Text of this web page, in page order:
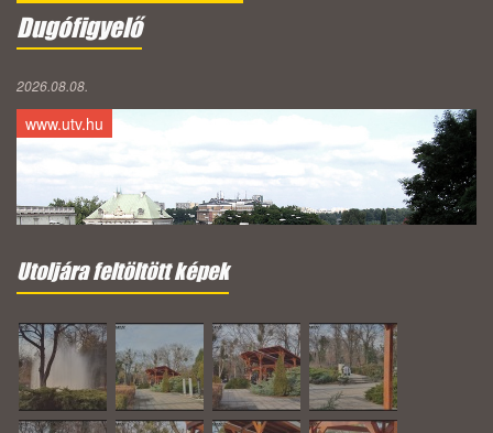
Dugófigyelő
2026.08.08.
www.utv.hu
Utoljára feltöltött képek